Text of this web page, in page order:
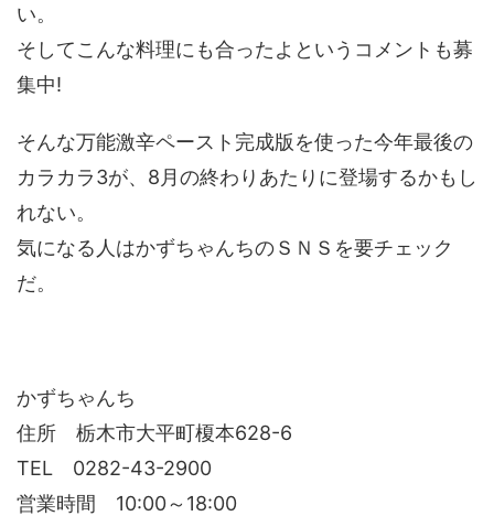
い。
そしてこんな料理にも合ったよというコメントも募
集中!
そんな万能激辛ペースト完成版を使った今年最後の
カラカラ3が、8月の終わりあたりに登場するかもし
れない。
気になる人はかずちゃんちのＳＮＳを要チェック
だ。
かずちゃんち
住所 栃木市大平町榎本628-6
TEL 0282-43-2900
営業時間 10:00～18:00